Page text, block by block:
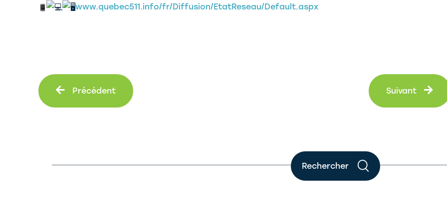
www.quebec511.info/fr/Diffusion/EtatReseau/Default.aspx
Précédent Suivant
Rechercher